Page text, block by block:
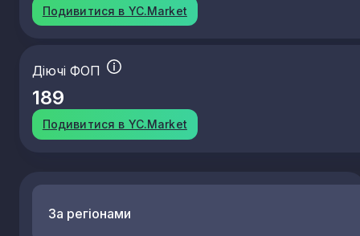
Подивитися в YC.Market
Діючі ФОП
189
Подивитися в YC.Market
За регіонами